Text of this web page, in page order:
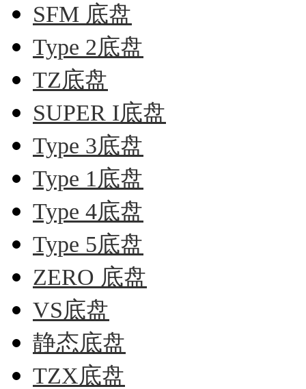
SFM 底盘
Type 2底盘
TZ底盘
SUPER I底盘
Type 3底盘
Type 1底盘
Type 4底盘
Type 5底盘
ZERO 底盘
VS底盘
静态底盘
TZX底盘